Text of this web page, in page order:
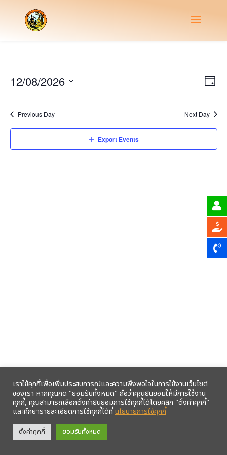
Day
12/08/2026
Previous Day Next Day
Export Events
รับข้อมูลข่าวสารจากสหกรณ์ฯ ผ่าน LINE ก่อนใคร คลิก!
เราใช้คุกกี้เพื่อเพิ่มประสบการณ์และความพึงพอใจในการใช้งานเว็บไซต์
ของเรา หากคุณกด "ยอมรับทั้งหมด" ถือว่าคุณยินยอมให้มีการใช้งาน
คุกกี้, คุณสามารถเลือกตั้งค่ายินยอมการใช้คุกกี้ได้โดยคลิก "ตั้งค่าคุกกี้"
และศึกษารายละเอียดการใช้คุกกี้ได้ที่นโยบายการใช้คุกกี้
ตั้งค่าคุกกี้ ยอมรับทั้งหมด